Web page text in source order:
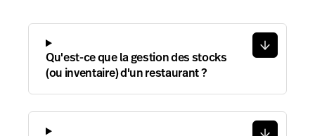
Qu'est-ce que la gestion des stocks
(ou inventaire) d'un restaurant ?